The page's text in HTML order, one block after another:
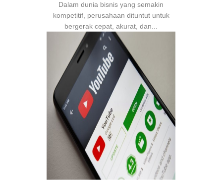
Dalam dunia bisnis yang semakin
kompetitif, perusahaan dituntut untuk
bergerak cepat, akurat, dan...